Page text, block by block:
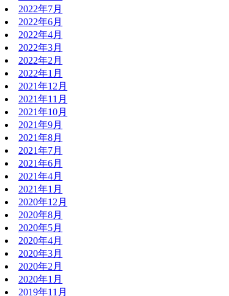
2022年7月
2022年6月
2022年4月
2022年3月
2022年2月
2022年1月
2021年12月
2021年11月
2021年10月
2021年9月
2021年8月
2021年7月
2021年6月
2021年4月
2021年1月
2020年12月
2020年8月
2020年5月
2020年4月
2020年3月
2020年2月
2020年1月
2019年11月